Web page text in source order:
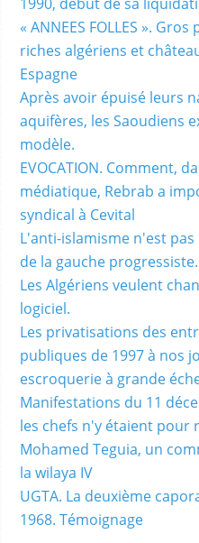
« ANNEES FOLLES ». Gros
riches algériens et
Espagne
Après avoir épuisé leurs
aquifères, les Saoudiens
modèle.
EVOCATION. Comment,
médiatique, Rebrab a
syndical à Cevital
L'anti-islamisme n'est
de la gauche progressiste.
Les Algériens veulent
logiciel.
Les privatisations des
publiques de 1997 à nos
escroquerie à grande
Manifestations du 11
les chefs n'y étaient pour
Mohamed Teguia, un
la wilaya IV
UGTA. La deuxième
1968. Témoignage